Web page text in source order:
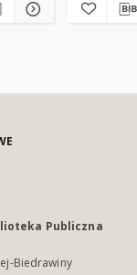
Publiczna
Biedrawiny